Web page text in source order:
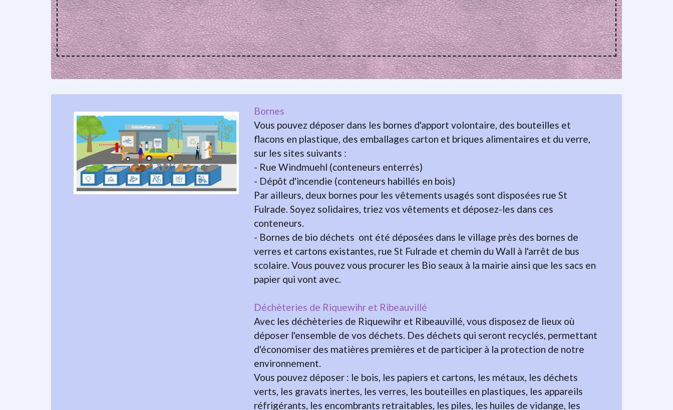
Bornes
Vous pouvez déposer dans les bornes d'apport volontaire, des bouteilles et
flacons en plastique, des emballages carton et briques alimentaires et du verre,
sur les sites suivants :
- Rue Windmuehl (conteneurs enterrés)
- Dépôt d'incendie (conteneurs habillés en bois)
Par ailleurs, deux bornes pour les vêtements usagés sont disposées rue St
Fulrade. Soyez solidaires, triez vos vêtements et déposez-les dans ces
conteneurs.
- Bornes de bio déchets ont été déposées dans le village près des bornes de
verres et cartons existantes, rue St Fulrade et chemin du Wall à l'arrêt de bus
scolaire. Vous pouvez vous procurer les Bio seaux à la mairie ainsi que les sacs en
papier qui vont avec.
Déchèteries de Riquewihr et Ribeauvillé
Avec les déchèteries de Riquewihr et Ribeauvillé, vous disposez de lieux où
déposer l'ensemble de vos déchets. Des déchets qui seront recyclés, permettant
d'économiser des matières premières et de participer à la protection de notre
environnement.
Vous pouvez déposer : le bois, les papiers et cartons, les métaux, les déchets
verts, les gravats inertes, les verres, les bouteilles en plastiques, les appareils
réfrigérants, les encombrants retraitables, les piles, les huiles de vidange, les